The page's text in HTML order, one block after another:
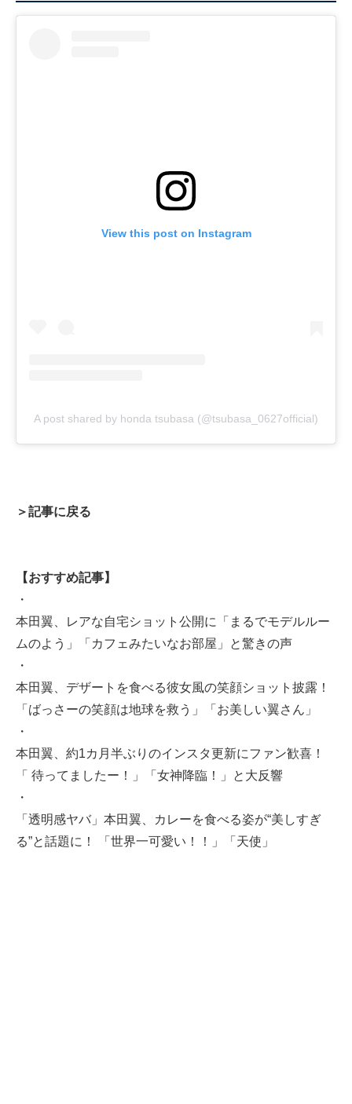
View this post on Instagram
A post shared by honda tsubasa (@tsubasa_0627official)
＞記事に戻る
【おすすめ記事】
・
本田翼、レアな自宅ショット公開に「まるでモデルルー
ムのよう」「カフェみたいなお部屋」と驚きの声
・
本田翼、デザートを食べる彼女風の笑顔ショット披露！
「ばっさーの笑顔は地球を救う」「お美しい翼さん」
・
本田翼、約1カ月半ぶりのインスタ更新にファン歓喜！
「 待ってましたー！」「女神降臨！」と大反響
・
「透明感ヤバ」本田翼、カレーを食べる姿が“美しすぎ
る”と話題に！ 「世界一可愛い！！」「天使」